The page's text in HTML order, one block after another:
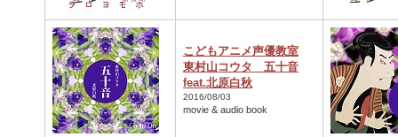
こどもアニメ声優教室
東村山コウタ 五十音
feat.北原白秋
2016/08/03
movie & audio book